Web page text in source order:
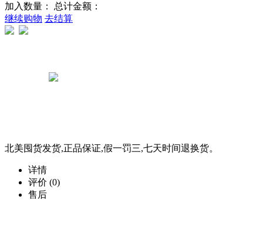
加入数量： 总计金额：
继续购物 去结算
北美囤货发货,正品保证,假一罚三,七天时间退换货。
详情
评价 (0)
售后